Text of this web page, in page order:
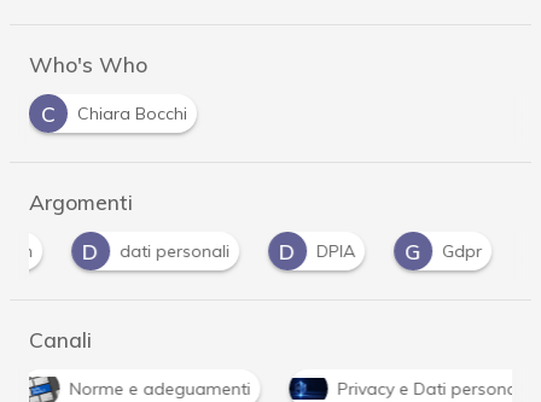
Who's Who
C
Chiara Bocchi
Argomenti
D
dati personali D DPIA G Gdpr
Canali
Norme e adeguamenti Privacy e Dati personali